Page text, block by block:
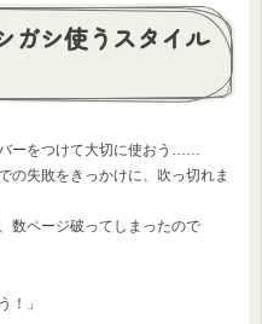
ガシ使うスタイル
ーをつけて大切に使おう……
の失敗をきっかけに、吹っ切れま
数ページ破ってしまったので
！」